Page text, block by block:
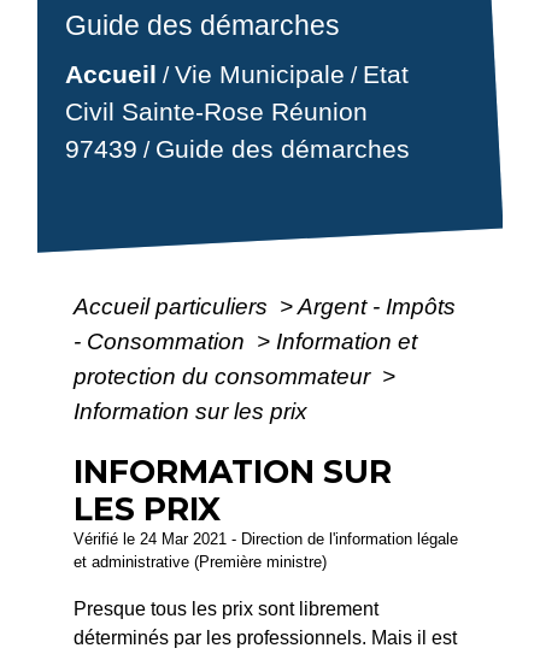
Guide des démarches
Accueil /Vie Municipale / Etat
Civil Sainte-Rose Réunion
97439 / Guide des démarches
Accueil particuliers >Argent - Impôts
- Consommation > Information et
protection du consommateur >
Information sur les prix
INFORMATION SUR
LES PRIX
Vérifié le 24 Mar 2021 - Direction de l'information légale
et administrative (Première ministre)
Presque tous les prix sont librement
déterminés par les professionnels. Mais il est